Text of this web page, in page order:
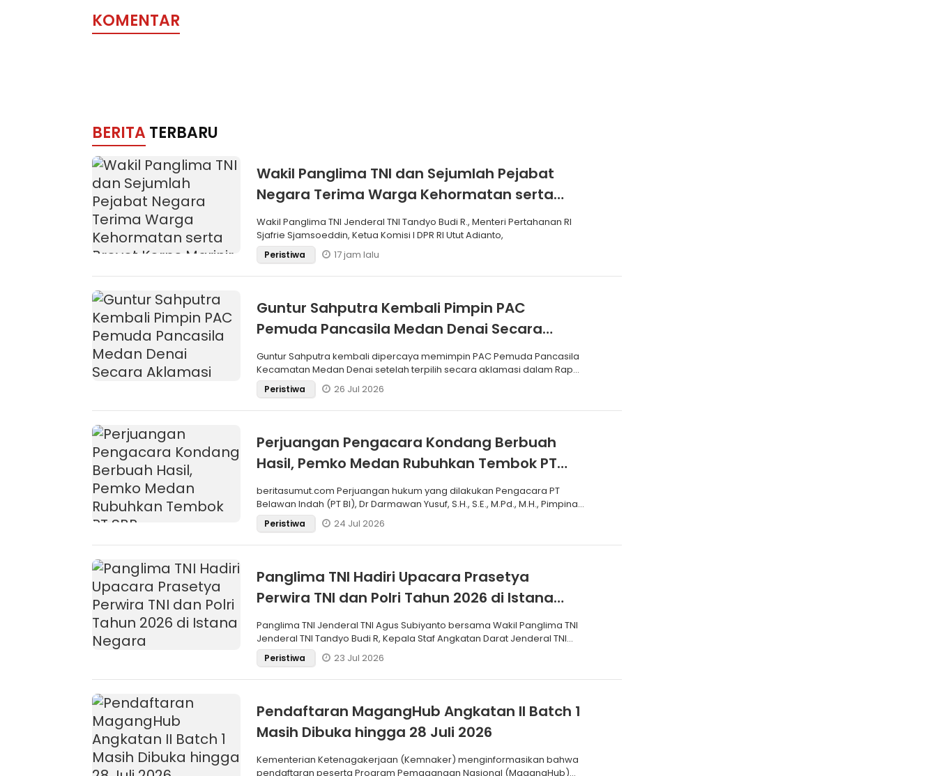
KOMENTAR
BERITA TERBARU
Wakil Panglima TNI dan Sejumlah Pejabat
Negara Terima Warga Kehormatan serta
Brevet Korps Marinir
Wakil Panglima TNI Jenderal TNI Tandyo Budi R., Menteri Pertahanan RI
Sjafrie Sjamsoeddin, Ketua Komisi I DPR RI Utut Adianto,
Peristiwa 17 jam lalu
Guntur Sahputra Kembali Pimpin PAC
Pemuda Pancasila Medan Denai Secara
Aklamasi
Guntur Sahputra kembali dipercaya memimpin PAC Pemuda Pancasila
Kecamatan Medan Denai setelah terpilih secara aklamasi dalam Rapat
Pemilihan
Peristiwa 26 Jul 2026
Perjuangan Pengacara Kondang Berbuah
Hasil, Pemko Medan Rubuhkan Tembok PT
SBP
beritasumut.com Perjuangan hukum yang dilakukan Pengacara PT
Belawan Indah (PT BI), Dr Darmawan Yusuf, S.H., S.E., M.Pd., M.H., Pimpinan
LaPeristiwa 24 Jul 2026
Panglima TNI Hadiri Upacara Prasetya
Perwira TNI dan Polri Tahun 2026 di Istana
Negara
Panglima TNI Jenderal TNI Agus Subiyanto bersama Wakil Panglima TNI
Jenderal TNI Tandyo Budi R, Kepala Staf Angkatan Darat Jenderal TNI
Maru
Peristiwa 23 Jul 2026
Pendaftaran MagangHub Angkatan II Batch 1
Masih Dibuka hingga 28 Juli 2026
Kementerian Ketenagakerjaan (Kemnaker) menginformasikan bahwa
pendaftaran peserta Program Pemagangan Nasional (MagangHub)